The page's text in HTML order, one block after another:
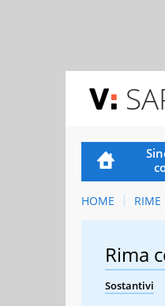
HOME RIME
Rima
Sostantivi